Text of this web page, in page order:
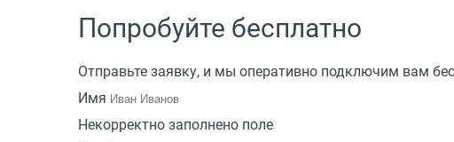
Попробуйте бесплатно
Отправьте заявку, и мы оперативно подключим вам
Имя
Некорректно заполнено поле